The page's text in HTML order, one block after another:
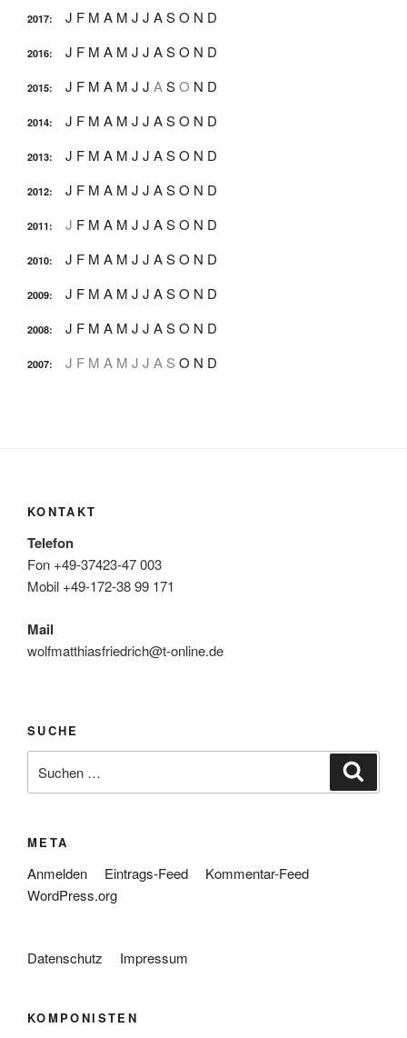
2017: J F M A M J J ASO N D
2016: J F M A M J J ASO N D
2015: J F M A M J J ASO N D
2014: J F M A M J J ASO N D
2013: J F M A M J J ASO N D
2012: J F M A M J J ASO N D
2011: J F M A M J J ASO N D
2010: J F M A M J J ASO N D
2009: J F M A M J J ASO N D
2008: J F M A M J J ASO N D
2007: J F M A M J J A S O N D
KONTAKT
Telefon
Fon +49-37423-47 003
Mobil +49-172-38 99 171
Mail
wolfmatthiasfriedrich@t-online.de
SUCHE
nach:
META
Anmelden Eintrags-Feed
Kommentar-Feed
WordPress.org
Datenschutz Impressum
KOMPONISTEN